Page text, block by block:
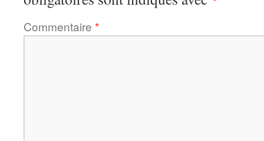
Commentaire *